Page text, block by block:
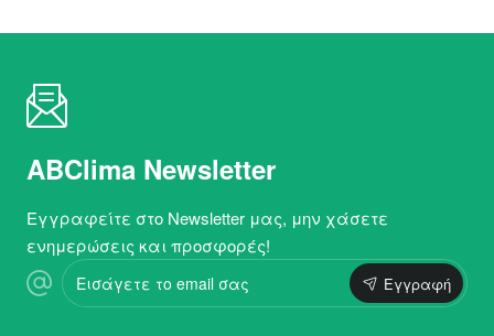
ABClima Newsletter
Εγγραφείτε στο Newsletter μας, μην χάσετε
ενημερώσεις και προσφορές!
Εισάγετε
το
email
Εγγραφή